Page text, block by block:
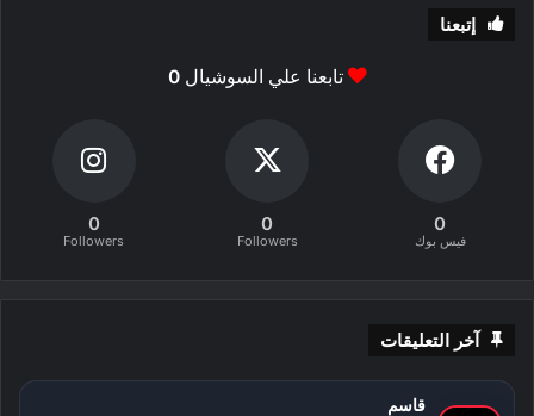
إتبعنا
تابعنا علي السوشيال0
0
فيس بوك
0
Followers
0
Followers
آخر التعليقات
قاسم